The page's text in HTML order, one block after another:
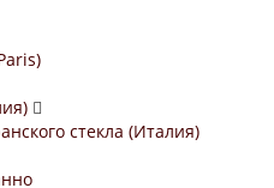
стекла (Италия)